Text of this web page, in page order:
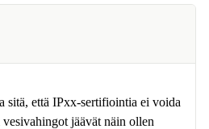
sitä, että IPxx-sertifiointia ei voida
jäävät näin ollen